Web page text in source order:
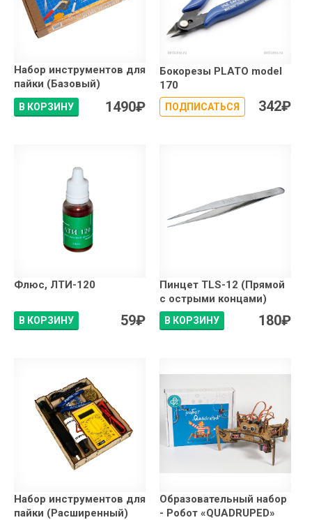
Набор инструментов для
пайки (Базовый)
В КОРЗИНУ 1490₽
Бокорезы PLATO model
170
ПОДПИСАТЬСЯ 342₽
Флюс, ЛТИ-120
В КОРЗИНУ 59₽
Пинцет TLS-12 (Прямой
с острыми концами)
В КОРЗИНУ 180₽
Набор инструментов для
пайки (Расширенный)
Образовательный набор
- Робот «QUADRUPED»